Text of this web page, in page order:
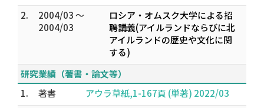
2.
2004/03 ～
2004/03
ロシア・オムスク大学による招
聘講義(アイルランドならびに北
アイルランドの歴史や文化に関
する)
研究業績（著書・論文等）
1.
著書
アウラ草紙,1-167頁 (単著) 2022/03